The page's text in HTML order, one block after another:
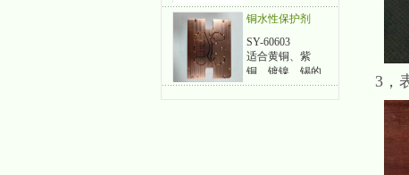
10分钟，紫铜中
性盐雾96小时以
上，黄铜盐雾可
达48小时以上，
银·保护，5%硫
化钾，3分钟以
上。
铜水性保护剂
SY-60603
适合黄铜、紫
铜、镀镍、锡的
保护。紫铜盐雾
超96小时、黄铜
3，